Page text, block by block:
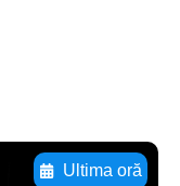
Ultima oră